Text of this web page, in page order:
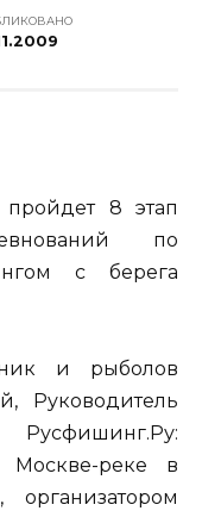
8 этап
по
с берега
и рыболов
Руководитель
Москве-реке в